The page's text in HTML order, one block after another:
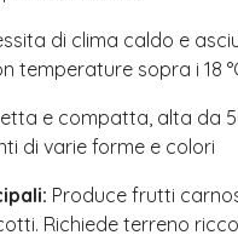
di clima caldo e
temperature sopra i 18
e compatta, alta da
di varie forme e colori
Produce frutti
Richiede terreno